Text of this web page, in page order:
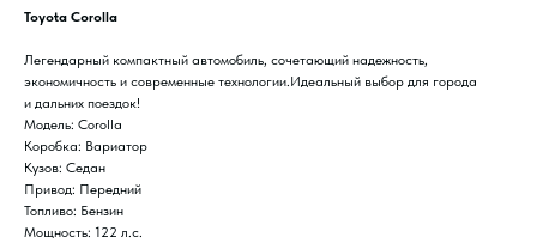
Toyota Corolla
Легендарный компактный автомобиль, сочетающий надежность,
экономичность и современные технологии.Идеальный выбор для города
и дальних поездок!
Модель: Corolla
Коробка: Вариатор
Кузов: Седан
Привод: Передний
Топливо: Бензин
Мощность: 122 л.с.